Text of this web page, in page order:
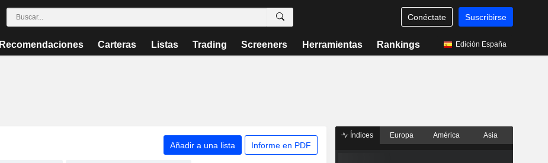
Conéctate Suscribirse
Recomendaciones Carteras Listas Trading Screeners Herramientas Rankings Edición España
Añadir a una lista Informe en PDF
Índices Europa América Asia